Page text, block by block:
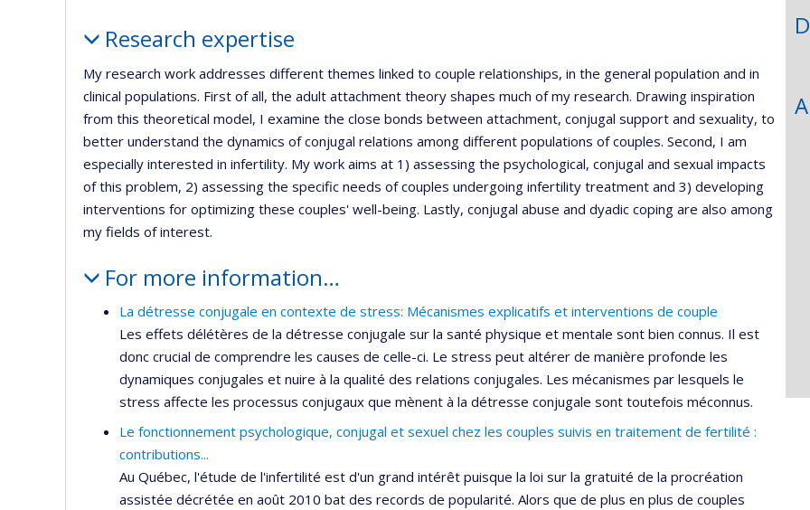
Research expertise
My research work addresses different themes linked to couple relationships, in the general population and in
clinical populations. First of all, the adult attachment theory shapes much of my research. Drawing inspiration
from this theoretical model, I examine the close bonds between attachment, conjugal support and sexuality, to
better understand the dynamics of conjugal relations among different populations of couples. Second, I am
especially interested in infertility. My work aims at 1) assessing the psychological, conjugal and sexual impacts
of this problem, 2) assessing the specific needs of couples undergoing infertility treatment and 3) developing
interventions for optimizing these couples' well-being. Lastly, conjugal abuse and dyadic coping are also among
my fields of interest.
For more information…
La détresse conjugale en contexte de stress: Mécanismes explicatifs et interventions de couple
Les effets délétères de la détresse conjugale sur la santé physique et mentale sont bien connus. Il est
donc crucial de comprendre les causes de celle-ci. Le stress peut altérer de manière profonde les
dynamiques conjugales et nuire à la qualité des relations conjugales. Les mécanismes par lesquels le
stress affecte les processus conjugaux que mènent à la détresse conjugale sont toutefois méconnus.
Le fonctionnement psychologique, conjugal et sexuel chez les couples suivis en traitement de fertilité :
contributions...
Au Québec, l'étude de l'infertilité est d'un grand intérêt puisque la loi sur la gratuité de la procréation
assistée décrétée en août 2010 bat des records de popularité. Alors que de plus en plus de couples